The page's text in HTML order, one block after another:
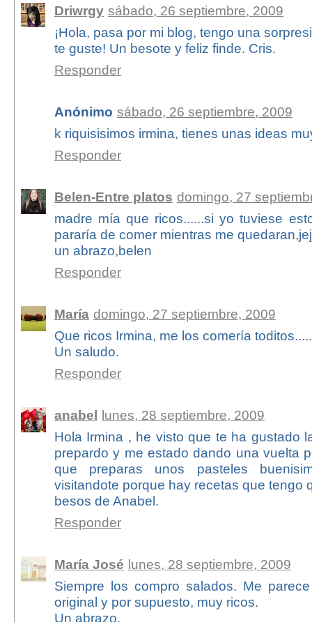
Driwrgy sábado, 26 septiembre, 2009
¡Hola, pasa por mi blog, tengo una
te guste! Un besote y feliz finde. Cris.
Responder
Anónimo sábado, 26 septiembre, 2009
k riquisisimos irmina, tienes unas ideas
Responder
Belen-Entre platos domingo, 27
madre mía que ricos......si yo tuviese
pararía de comer mientras me
un abrazo,belen
Responder
María domingo, 27 septiembre, 2009
Que ricos Irmina, me los comería
Un saludo.
Responder
anabel lunes, 28 septiembre, 2009
Hola Irmina , he visto que te ha gustado
prepardo y me estado dando una vuelta
que preparas unos pasteles
visitandote porque hay recetas que tengo
besos de Anabel.
Responder
María José lunes, 28 septiembre, 2009
Siempre los compro salados. Me
original y por supuesto, muy ricos.
Un abrazo,